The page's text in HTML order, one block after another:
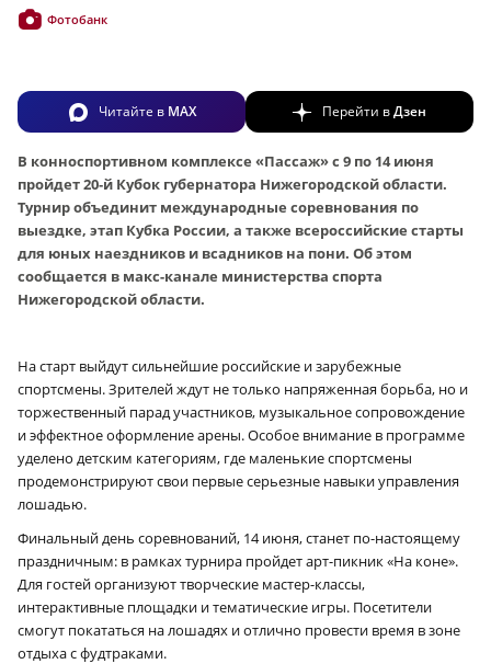
Фотобанк
Читайте в MAX Перейти вДзен
В конноспортивном комплексе «Пассаж» с 9 по 14 июня
пройдет 20‑й Кубок губернатора Нижегородской области.
Турнир объединит международные соревнования по
выездке, этап Кубка России, а также всероссийские старты
для юных наездников и всадников на пони. Об этом
сообщается в макс-канале министерства спорта
Нижегородской области.
На старт выйдут сильнейшие российские и зарубежные
спортсмены. Зрителей ждут не только напряженная борьба, но и
торжественный парад участников, музыкальное сопровождение
и эффектное оформление арены. Особое внимание в программе
уделено детским категориям, где маленькие спортсмены
продемонстрируют свои первые серьезные навыки управления
лошадью.
Финальный день соревнований, 14 июня, станет по-настоящему
праздничным: в рамках турнира пройдет арт-пикник «На коне».
Для гостей организуют творческие мастер-классы,
интерактивные площадки и тематические игры. Посетители
смогут покататься на лошадях и отлично провести время в зоне
отдыха с фудтраками.